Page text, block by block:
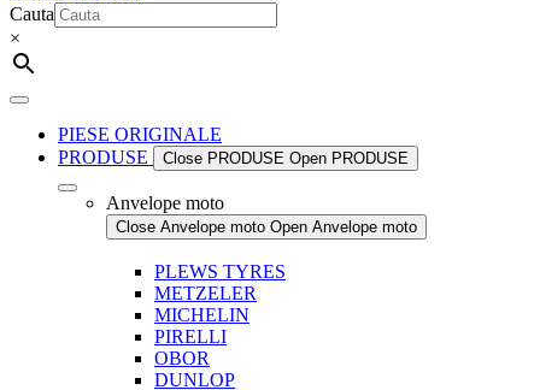
Cauta
×
PIESE ORIGINALE
PRODUSE
Close PRODUSE Open PRODUSE
Anvelope moto
Close Anvelope moto Open Anvelope moto
PLEWS TYRES
METZELER
MICHELIN
PIRELLI
OBOR
DUNLOP